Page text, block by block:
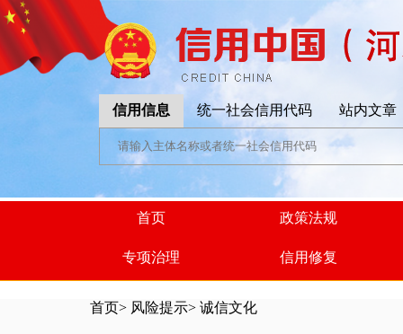
信用信息 统一社会信用代码 站内文章
首页 政策法规
专项治理 信用修复
首页> 风险提示> 诚信文化